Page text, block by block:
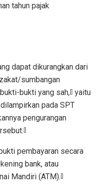
tahun pajak
dapat dikurangkan dari
sumbangan
bukti yang sah, yaitu
pada SPT
pengurangan
pembayaran secara
bank, atau
Mandiri (ATM).